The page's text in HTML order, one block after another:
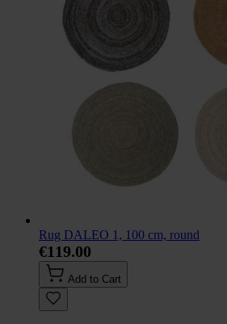
Rug DALEO 1, 100 cm, round
€119.00
Add to Cart